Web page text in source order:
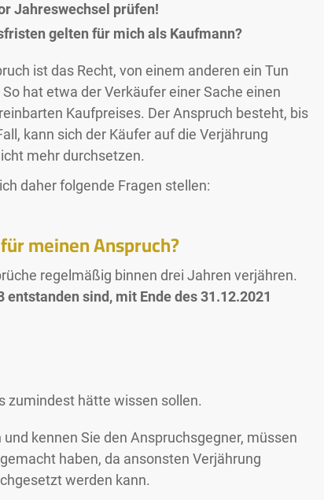
Jahreswechsel prüfen!
gelten für mich als Kaufmann?
ist das Recht, von einem anderen ein Tun
hat etwa der Verkäufer einer Sache einen
Kaufpreises. Der Anspruch besteht, bis
kann sich der Käufer auf die Verjährung
mehr durchsetzen.
daher folgende Fragen stellen:
meinen Anspruch?
regelmäßig binnen drei Jahren verjähren.
entstanden sind, mit Ende des 31.12.2021
zumindest hätte wissen sollen.
kennen Sie den Anspruchsgegner, müssen
haben, da ansonsten Verjährung
werden kann.